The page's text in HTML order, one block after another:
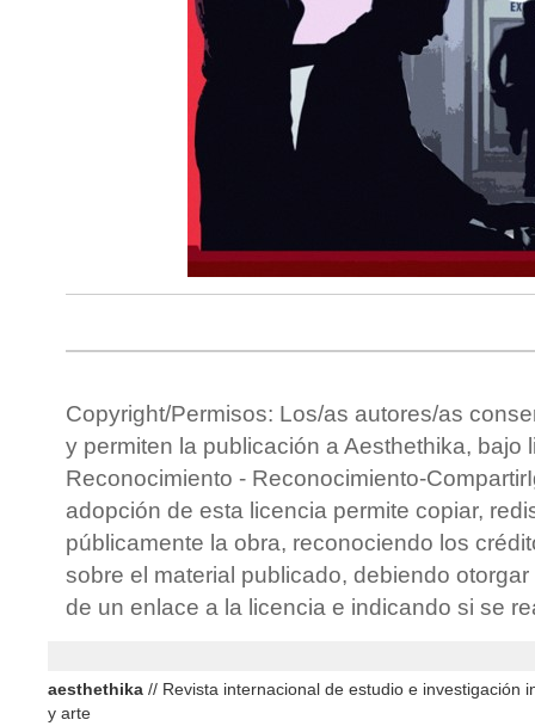
Copyright/Permisos: Los/as autores/as
y permiten la publicación a Aesthethika, bajo
Reconocimiento - Reconocimiento-
adopción de esta licencia permite copiar,
públicamente la obra, reconociendo los
sobre el material publicado, debiendo
de un enlace a la licencia e indicando si se
aesthethika // Revista internacional de estudio e investigación
y arte